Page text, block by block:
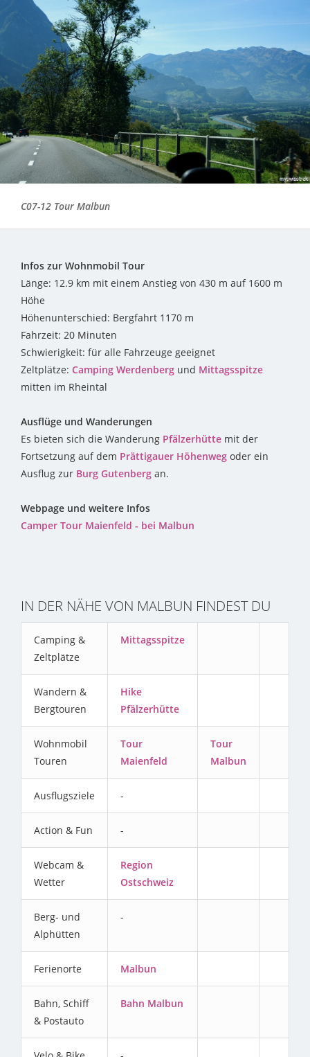
C07-12 Tour Malbun
Infos zur Wohnmobil Tour
Länge: 12.9 km mit einem Anstieg von 430 m auf 1600 m
Höhe
Höhenunterschied: Bergfahrt 1170 m
Fahrzeit: 20 Minuten
Schwierigkeit: für alle Fahrzeuge geeignet
Zeltplätze: Camping Werdenberg und Mittagsspitze
mitten im Rheintal
Ausflüge und Wanderungen
Es bieten sich die Wanderung Pfälzerhütte mit der
Fortsetzung auf dem Prättigauer Höhenweg oder ein
Ausflug zur Burg Gutenberg an.
Webpage und weitere Infos
Camper Tour Maienfeld - bei Malbun
IN DER NÄHE VON MALBUN FINDEST DU
Camping &
Zeltplätze
Mittagsspitze
Wandern &
Bergtouren
Hike
Pfälzerhütte
Wohnmobil
Touren
Tour
Maienfeld
Tour
Malbun
Ausflugsziele -
Action & Fun -
Webcam &
Wetter
Region
Ostschweiz
Berg- und
Alphütten
-
Ferienorte Malbun
Bahn, Schiff
& Postauto
Bahn Malbun